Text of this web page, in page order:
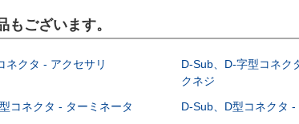
ございます。
ネクタ - アクセサリ
D-Sub、D-字型コネク
クネジ
コネクタ - ターミネータ D-Sub、D型コネクタ